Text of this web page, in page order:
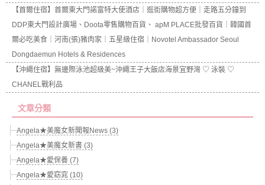
【首爾住宿】首爾東大門諾富特大使酒店｜逛街購物超方便｜走路五分鐘到
DDP東大門設計廣場、Doota零售購物百貨、 apM PLACE批發百貨｜韓國首
爾必吃美食｜河南(張)豬肉家｜五星級住宿｜Novotel Ambassador Seoul
Dongdaemun Hotels & Residences
【沖繩住宿】無邊際泳池超級美~沖繩王子大飯店海景宜野灣 ♡ 泳裝 ♡
CHANEL戰利品
文章分類
Angela★美魔女新聞報News (3)
Angela★美魔女新書 (3)
Angela★愛保養 (7)
Angela★愛窈窕 (10)